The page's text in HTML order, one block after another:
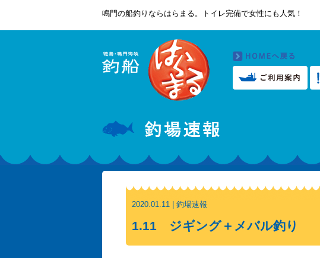
鳴門の船釣りならはらまる。トイレ完備で女性にも人気！
2020.01.11 | 釣場速報
1.11 ジギング＋メバル釣り